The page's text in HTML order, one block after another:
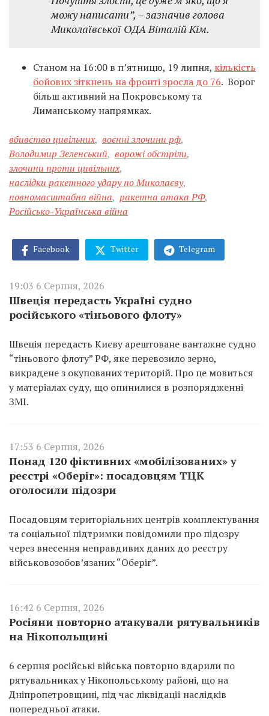
можу написати”, – зазначив голова
Миколаївської ОДА Віталій Кім.
Станом на 16:00 в п’ятницю, 19 липня, кількість
бойових зіткнень на фронті зросла до 76. Ворог
більш активний на Покровському та
Лиманському напрямках.
вбивство цивільних, воєнні злочини рф,
Володимир Зеленський, ворожі обстріли,
злочини проти цивільних,
наслідки ракетного удару по Миколаєву,
повномасштабна війна, ракетна атака РФ,
Російсько-Українська війна
Facebook Twitter Telegram
19:03 6 Серпня, 2026
Швеція передасть Україні судно
російського «тіньового флоту»
Швеція передасть Києву арештоване вантажне судно
“тіньового флоту” РФ, яке перевозило зерно,
викрадене з окупованих територій. Про це мовиться
у матеріалах суду, що опинилися в розпорядженні
ЗМІ.
17:53 6 Серпня, 2026
Понад 120 фіктивних «мобілізованих» у
реєстрі «Оберіг»: посадовцям ТЦК
оголосили підозри
Посадовцям територіальних центрів комплектування
та соціальної підтримки повідомили про підозру
через внесення неправдивих даних до реєстру
військовозобов’язаних “Оберіг”.
16:42 6 Серпня, 2026
Росіяни повторно атакували рятувальників
на Нікопольщині
6 серпня російські війська повторно вдарили по
рятувальниках у Нікопольському районі, що на
Дніпропетровщині, під час ліквідації наслідків
попередньої атаки.